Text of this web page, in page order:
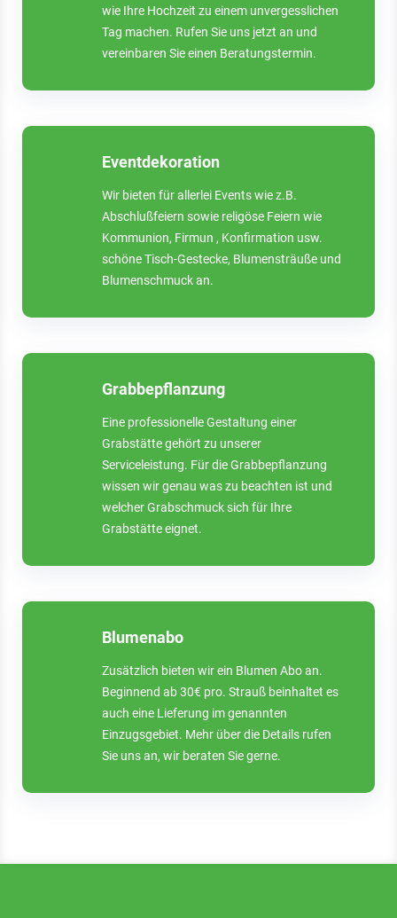
wie Ihre Hochzeit zu einem unvergesslichen
Tag machen. Rufen Sie uns jetzt an und
vereinbaren Sie einen Beratungstermin.
Eventdekoration
Wir bieten für allerlei Events wie z.B.
Abschlußfeiern sowie religöse Feiern wie
Kommunion, Firmun , Konfirmation usw.
schöne Tisch-Gestecke, Blumensträuße und
Blumenschmuck an.
Grabbepflanzung
Eine professionelle Gestaltung einer
Grabstätte gehört zu unserer
Serviceleistung. Für die Grabbepflanzung
wissen wir genau was zu beachten ist und
welcher Grabschmuck sich für Ihre
Grabstätte eignet.
Blumenabo
Zusätzlich bieten wir ein Blumen Abo an.
Beginnend ab 30€ pro. Strauß beinhaltet es
auch eine Lieferung im genannten
Einzugsgebiet. Mehr über die Details rufen
Sie uns an, wir beraten Sie gerne.